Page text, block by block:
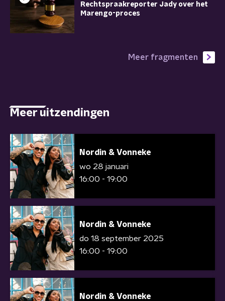
Rechtspraakreporter Jady over het
Marengo-proces
Meer fragmenten
Meer uitzendingen
Nordin & Vonneke
wo 28 januari
16:00 - 19:00
Nordin & Vonneke
do 18 september 2025
16:00 - 19:00
Nordin & Vonneke